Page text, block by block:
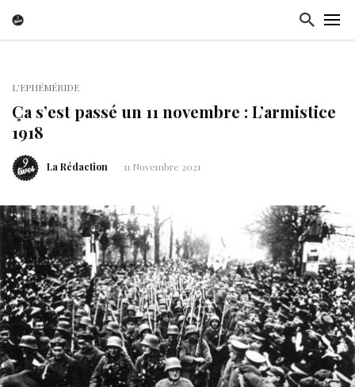
L'EPHÉMÉRIDE
Ça s’est passé un 11 novembre : L’armistice
1918
La Rédaction 11 Novembre 2021